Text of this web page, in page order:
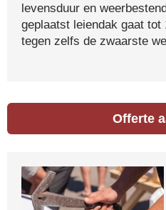
levensduur en
geplaatst leiendak gaat
tegen zelfs de zwaarste
Offerte